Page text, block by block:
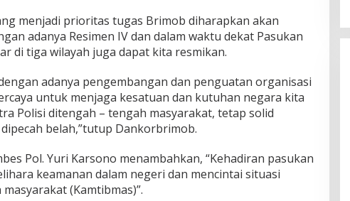
menjadi prioritas tugas Brimob diharapkan akan
adanya Resimen IV dan dalam waktu dekat Pasukan
di tiga wilayah juga dapat kita resmikan.
adanya pengembangan dan penguatan organisasi
untuk menjaga kesatuan dan kutuhan negara kita
Polisi ditengah – tengah masyarakat, tetap solid
belah,”tutup Dankorbrimob.
Pol. Yuri Karsono menambahkan, “Kehadiran pasukan
keamanan dalam negeri dan mencintai situasi
(Kamtibmas)”.